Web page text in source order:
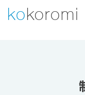
Skipkokoromi